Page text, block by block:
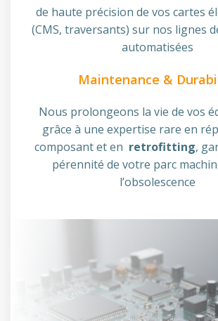
de haute précision de vos cartes
(CMS, traversants) sur nos lignes
automatisées
Maintenance &
Nous prolongeons la vie de vos
grâce à une expertise rare en
composant et en retrofitting,
pérennité de votre parc
l’obsolescence